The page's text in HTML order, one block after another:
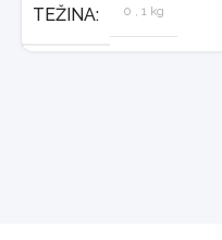
TEŽINA 0 , 1 kg